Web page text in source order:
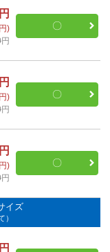
)
円
〇
)
円
〇
)
円
〇
イズ
）